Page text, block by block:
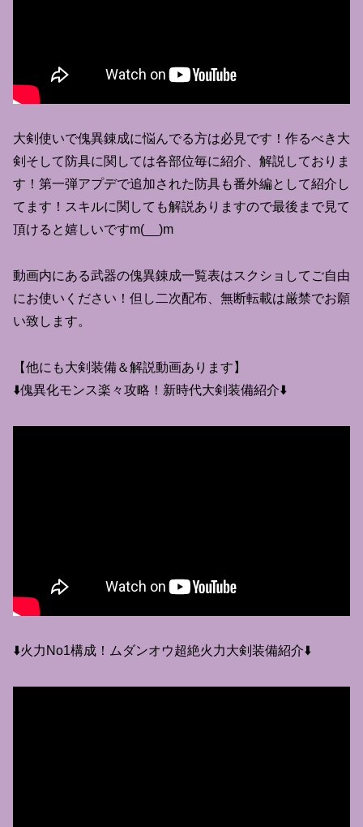
大剣使いで傀異錬成に悩んでる方は必見です！作るべき大
剣そして防具に関しては各部位毎に紹介、解説しておりま
す！第一弾アプデで追加された防具も番外編として紹介し
てます！スキルに関しても解説ありますので最後まで見て
頂けると嬉しいですm(__)m
動画内にある武器の傀異錬成一覧表はスクショしてご自由
にお使いください！但し二次配布、無断転載は厳禁でお願
い致します。
【他にも大剣装備＆解説動画あります】
⬇️傀異化モンス楽々攻略！新時代大剣装備紹介⬇️
⬇️火力No1構成！ムダンオウ超絶火力大剣装備紹介⬇️